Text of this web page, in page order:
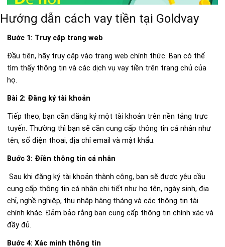
Hướng dẫn cách vay tiền tại Goldvay
Bước 1: Truy cập trang web
Đầu tiên, hãy truy cập vào trang web chính thức. Bạn có thể
tìm thấy thông tin và các dịch vụ vay tiền trên trang chủ của
họ.
Bài 2: Đăng ký tài khoản
Tiếp theo, bạn cần đăng ký một tài khoản trên nền tảng trực
tuyến. Thường thì bạn sẽ cần cung cấp thông tin cá nhân như
tên, số điện thoại, địa chỉ email và mật khẩu.
Bước 3: Điền thông tin cá nhân
Sau khi đăng ký tài khoản thành công, bạn sẽ được yêu cầu
cung cấp thông tin cá nhân chi tiết như họ tên, ngày sinh, địa
chỉ, nghề nghiệp, thu nhập hàng tháng và các thông tin tài
chính khác. Đảm bảo rằng bạn cung cấp thông tin chính xác và
đầy đủ.
Bước 4: Xác minh thông tin